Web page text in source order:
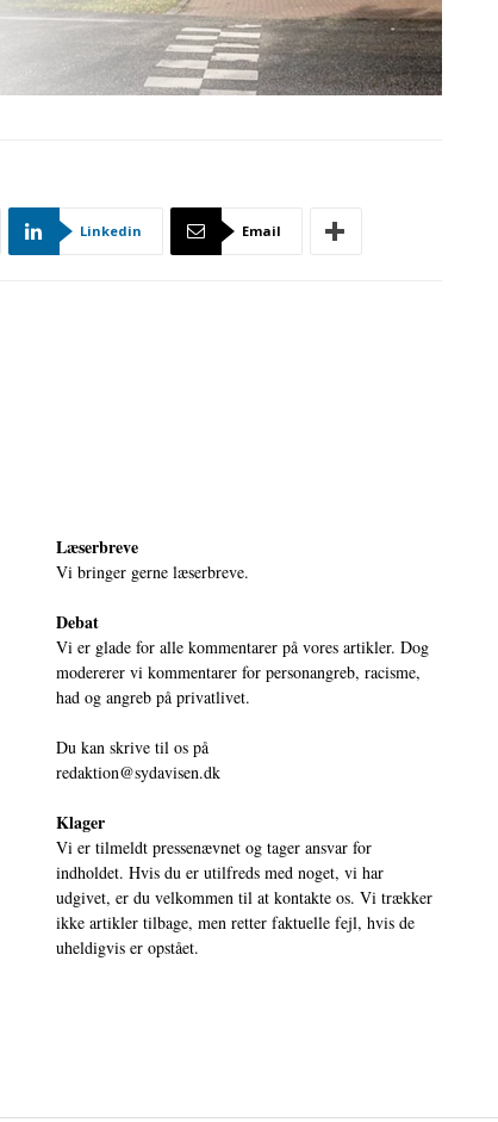
Linkedin Email
Læserbreve
Vi bringer gerne læserbreve.
Debat
Vi er glade for alle kommentarer på vores artikler. Dog
modererer vi kommentarer for personangreb, racisme,
had og angreb på privatlivet.
Du kan skrive til os på
redaktion@sydavisen.dk
Klager
Vi er tilmeldt pressenævnet og tager ansvar for
indholdet. Hvis du er utilfreds med noget, vi har
udgivet, er du velkommen til at kontakte os. Vi trækker
ikke artikler tilbage, men retter faktuelle fejl, hvis de
uheldigvis er opstået.